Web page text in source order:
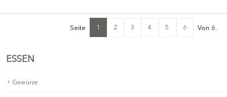
ESSEN
Gewürze
Seite 1 2 3 4 5 6 Von 6.